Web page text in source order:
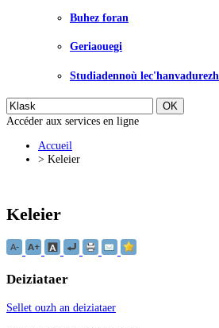
Buhez foran
Geriaouegi
Studiadennoù lec'hanvadurezh
Accéder aux services en ligne
Accueil
> Keleier
Keleier
Deiziataer
Sellet ouzh an deiziataer